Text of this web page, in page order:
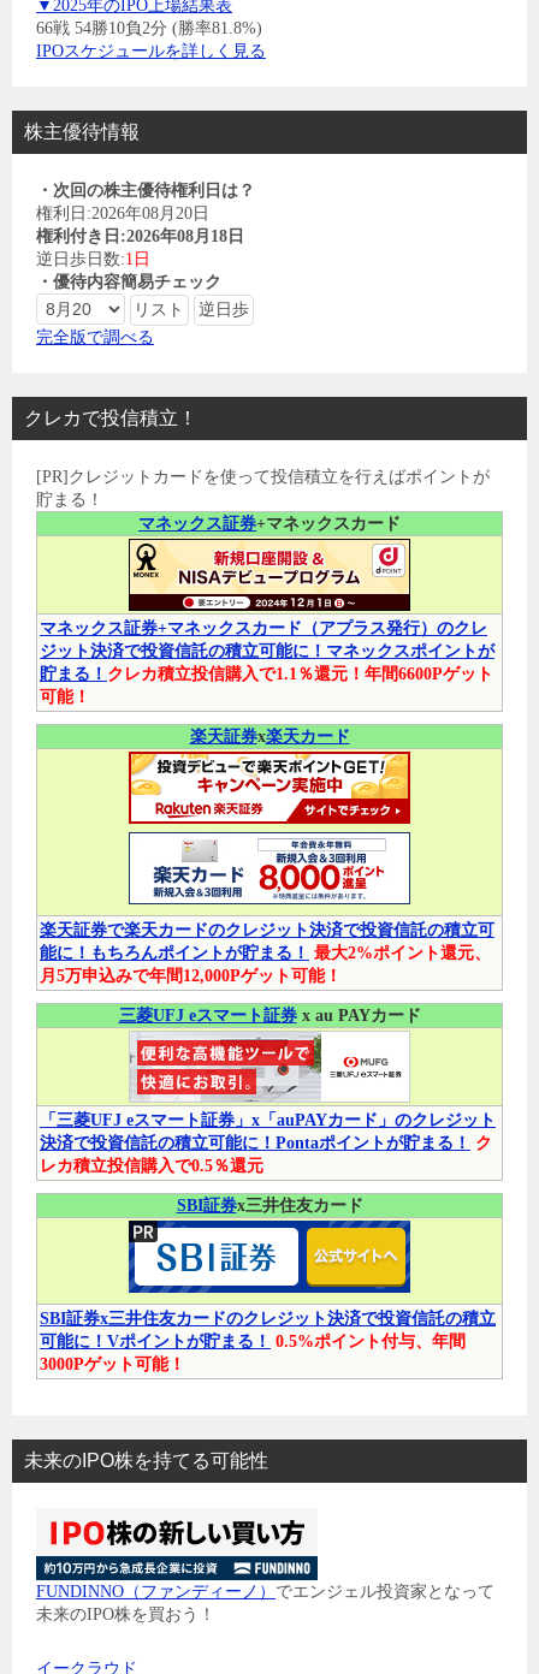
▼2025年のIPO上場結果表
66戦 54勝10負2分 (勝率81.8%)
IPOスケジュールを詳しく見る
株主優待情報
・次回の株主優待権利日は？
権利日:2026年08月20日
権利付き日:2026年08月18日
逆日歩日数:1日
・優待内容簡易チェック
完全版で調べる
クレカで投信積立！
[PR]クレジットカードを使って投信積立を行えばポイントが
貯まる！
マネックス証券+マネックスカード
マネックス証券+マネックスカード（アプラス発行）のクレ
ジット決済で投資信託の積立可能に！マネックスポイントが
貯まる！ クレカ積立投信購入で1.1％還元！年間6600Pゲット
可能！
楽天証券x楽天カード
楽天証券で楽天カードのクレジット決済で投資信託の積立可
能に！もちろんポイントが貯まる！ 最大2%ポイント還元、
月5万申込みで年間12,000Pゲット可能！
三菱UFJ eスマート証券x au PAYカード
「三菱UFJ eスマート証券」x「auPAYカード」のクレジット
決済で投資信託の積立可能に！Pontaポイントが貯まる！
ク
レカ積立投信購入で0.5％還元
SBI証券x三井住友カード
SBI証券x三井住友カードのクレジット決済で投資信託の積立
可能に！Vポイントが貯まる！ 0.5%ポイント付与、年間
3000Pゲット可能！
未来のIPO株を持てる可能性
FUNDINNO（ファンディーノ） でエンジェル投資家となって
未来のIPO株を買おう！
イークラウド